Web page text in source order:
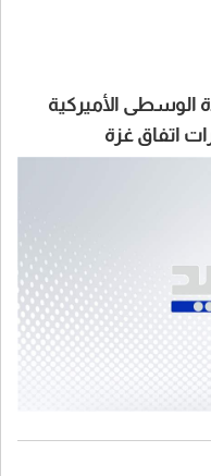
الوسطى الأميركية
اتفاق غزة